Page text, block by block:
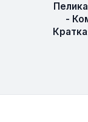
-